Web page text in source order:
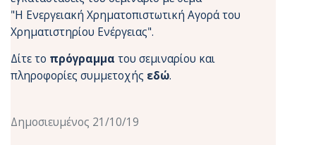
"Η Ενεργειακή Χρηματοπιστωτική Αγορά του
Χρηματιστηρίου Ενέργειας".
Δίτε το πρόγραμμα του σεμιναρίου και
πληροφορίες συμμετοχής εδώ.
Δημοσιευμένος 21/10/19